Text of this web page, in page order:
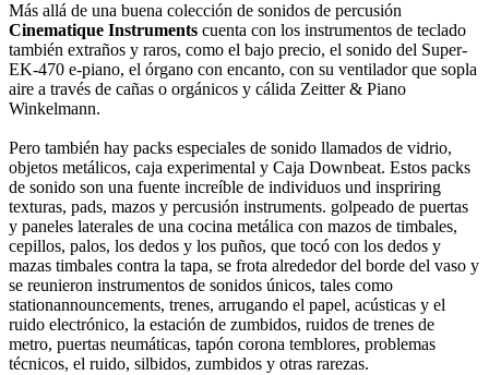
Más allá de una buena colección de sonidos de percusión
Cinematique Instruments cuenta con los instrumentos de teclado
también extraños y raros, como el bajo precio, el sonido del Super-
EK-470 e-piano, el órgano con encanto, con su ventilador que sopla
aire a través de cañas o orgánicos y cálida Zeitter & Piano
Winkelmann.
Pero también hay packs especiales de sonido llamados de vidrio,
objetos metálicos, caja experimental y Caja Downbeat. Estos packs
de sonido son una fuente increíble de individuos und inspriring
texturas, pads, mazos y percusión instruments. golpeado de puertas
y paneles laterales de una cocina metálica con mazos de timbales,
cepillos, palos, los dedos y los puños, que tocó con los dedos y
mazas timbales contra la tapa, se frota alrededor del borde del vaso y
se reunieron instrumentos de sonidos únicos, tales como
stationannouncements, trenes, arrugando el papel, acústicas y el
ruido electrónico, la estación de zumbidos, ruidos de trenes de
metro, puertas neumáticas, tapón corona temblores, problemas
técnicos, el ruido, silbidos, zumbidos y otras rarezas.